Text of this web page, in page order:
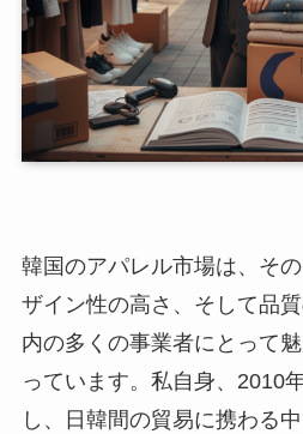
韓国のアパレル市場は、そ
ザイン性の高さ、そして品
内の多くの事業者にとって
っています。私自身、2010
し、日韓間の貿易に携わる